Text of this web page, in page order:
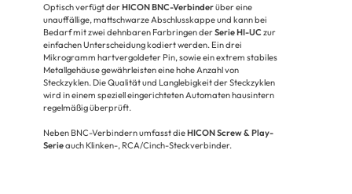
Optisch verfügt derHICON BNC-Verbinderüber eine
unauffällige, mattschwarze Abschlusskappe und kann bei
Bedarf mit zwei dehnbaren Farbringen derSerie HI-UC zur
einfachen Unterscheidung kodiert werden. Ein drei
Mikrogramm hartvergoldeter Pin, sowie ein extrem stabiles
Metallgehäuse gewährleisten eine hohe Anzahl von
Steckzyklen. Die Qualität und Langlebigkeit der Steckzyklen
wird in einem speziell eingerichteten Automaten hausintern
regelmäßig überprüft.
Neben BNC-Verbindern umfasst dieHICON Screw & Play-
Serieauch Klinken-, RCA/Cinch-Steckverbinder.